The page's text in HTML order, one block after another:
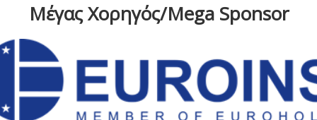
Μέγας Χορηγός/Mega Sponsor